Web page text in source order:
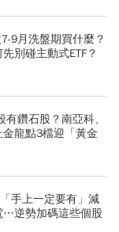
9月洗盤期買什麼？
別碰主動式ETF？
鑽石股？南亞科、
龍點3檔迎「黃金
手上一定要有」減
…逆勢加碼這些個股